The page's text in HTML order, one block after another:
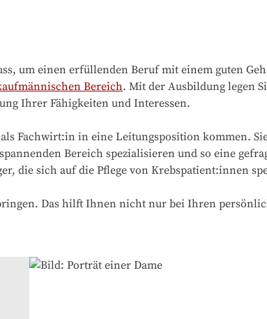
um einen erfüllenden Beruf mit einem guten
Bereich. Mit der Ausbildung legen
Ihrer Fähigkeiten und Interessen.
Fachwirt:in in eine Leitungsposition kommen.
Bereich spezialisieren und so eine
die sich auf die Pflege von Krebspatient:innen
Das hilft Ihnen nicht nur bei Ihren